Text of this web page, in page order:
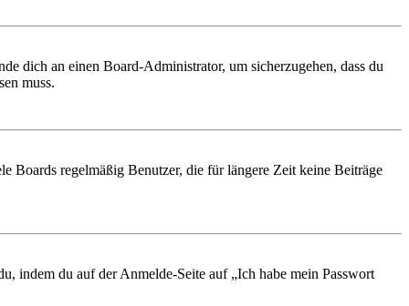
dich an einen Board-Administrator, um sicherzugehen, dass du
muss.
Boards regelmäßig Benutzer, die für längere Zeit keine Beiträge
indem du auf der Anmelde-Seite auf „Ich habe mein Passwort